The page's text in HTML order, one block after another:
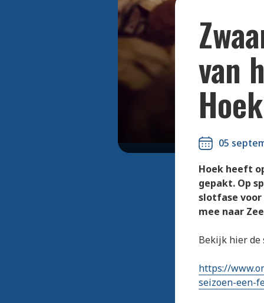
van
Hoek
05
Hoek heeft
gepakt. Op
slotfase voor
mee naar
Bekijk hier de
https://
seizoen-een-